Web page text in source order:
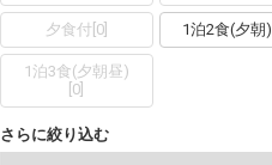
夕食付 0] 1泊2食(夕朝)
1泊3食(夕朝昼)
0
さらに絞り込む